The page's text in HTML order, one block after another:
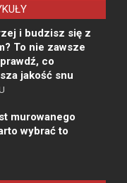
i budzisz się z
To nie zawsze
co
jakość snu
murowanego
wybrać to